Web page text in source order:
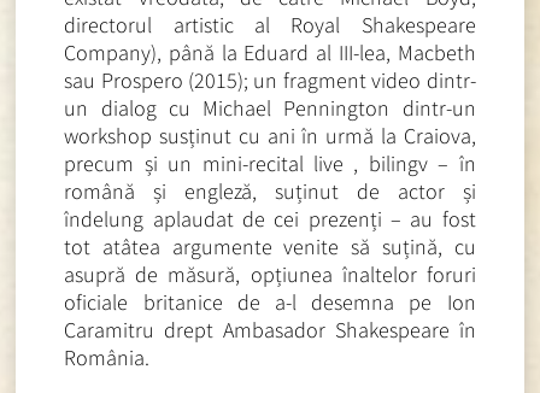
directorul artistic al Royal Shakespeare
Company), până la Eduard al III-lea, Macbeth
sau Prospero (2015); un fragment video dintr-
un dialog cu Michael Pennington dintr-un
workshop susținut cu ani în urmă la Craiova,
precum și un mini-recital live , bilingv – în
română și engleză, suținut de actor și
îndelung aplaudat de cei prezenți – au fost
tot atâtea argumente venite să suțină, cu
asupră de măsură, opțiunea înaltelor foruri
oficiale britanice de a-l desemna pe Ion
Caramitru drept Ambasador Shakespeare în
România.